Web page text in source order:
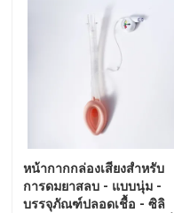
หน้ากากกล่องเสียงสำหรับ
การดมยาสลบ - แบบนุ่ม -
บรรจุภัณฑ์ปลอดเชื้อ - ซิลิ